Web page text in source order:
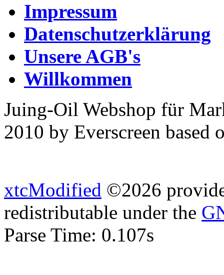
Impressum
Datenschutzerklärung
Unsere AGB's
Willkommen
Juing-Oil Webshop für
2010 by Everscreen
xtcModified ©2026
redistributable under the
Parse Time: 0.107s